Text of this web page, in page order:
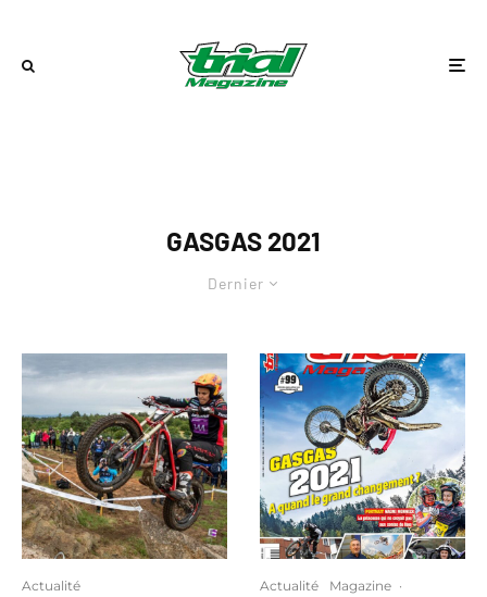
GASGAS 2021
Dernier
Actualité
Actualité Magazine ·